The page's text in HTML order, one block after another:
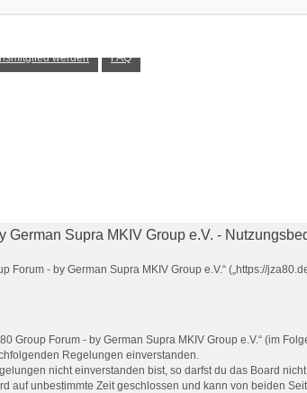
werden FAQ
German Supra MKIV Group e.V. -
Forum - by German Supra MKIV Group e.V.“ („https://
Group Forum - by German Supra MKIV Group e.V.“ (im
Regelungen einverstanden.
nicht einverstanden bist, so darfst du das Board
auf unbestimmte Zeit geschlossen und kann von beiden